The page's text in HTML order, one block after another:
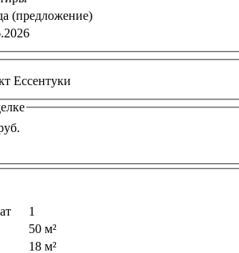
(предложение)
Ессентуки
1
50 м²
18 м²